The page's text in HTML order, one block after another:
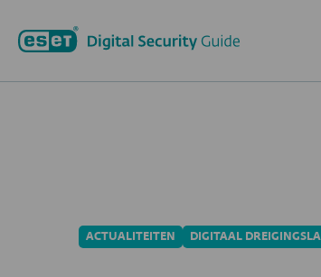
ACTUALITEITEN DIGITAAL